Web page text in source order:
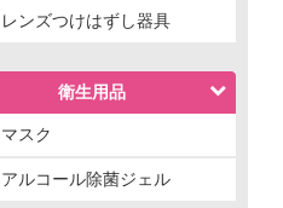
レンズつけはずし器具
衛生用品
マスク
アルコール除菌ジェル